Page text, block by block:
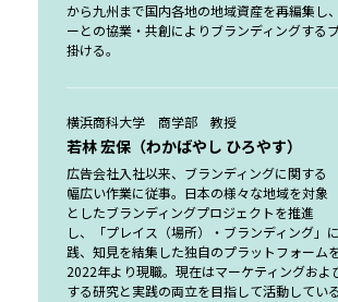
から九州まで国内各地の地域資産を再編集し
ーとの協業・共創によりブランディングする
掛ける。
横浜商科大学 商学部 教授
若林 宏保（わかばやし ひろやす）
広告会社入社以来、ブランディングに関する
幅広い作業に従事。日本の様々な地域を対象
としたブランディングプロジェクトを推進
し、「プレイス（場所）・ブランディング」
践、知見を結集した独自のプラットフォーム
2022年より現職。現在はマーケティングおよ
する研究と実践の両立を目指して活動している